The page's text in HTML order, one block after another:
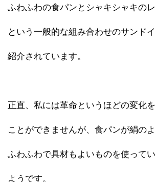
ふわふわの食パンとシャキシャキの
という一般的な組み合わせのサンド
紹介されています。
正直、私には革命というほどの変化
ことができませんが、食パンが絹の
ふわふわで具材もよいものを使って
ようです。